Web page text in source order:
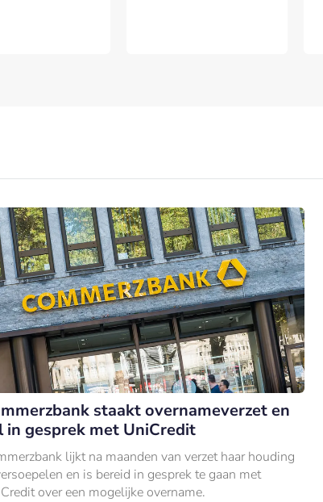
staakt overnameverzet en
in gesprek met UniCredit
lijkt na maanden van verzet haar houding
en is bereid in gesprek te gaan met
over een mogelijke overname.